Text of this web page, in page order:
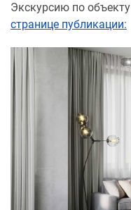
Экскурсию по
странице публикации: